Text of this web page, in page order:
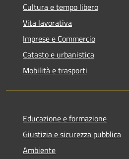
Cultura e tempo libero
Vita lavorativa
Imprese e Commercio
Catasto e urbanistica
Mobilità e trasporti
Educazione e formazione
Giustizia e sicurezza pubblica
Ambiente